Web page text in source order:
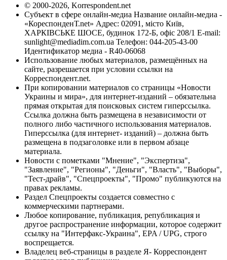
© 2000-2026, Korrespondent.net
Субъект в сфере онлайн-медиа Название онлайн-медиа -
«КореспонденТ.net» Адрес: 02091, місто Київ,
ХАРКІВСЬКЕ ШОСЕ, будинок 172-Б, офіс 208/1 E-mail:
sunlight@mediadim.com.ua Телефон: 044-205-43-00
Идентификатор медиа - R40-06068
Использование любых материалов, размещённых на
сайте, разрешается при условии ссылки на
Корреспондент.net.
При копировании материалов со страницы «Новости
Украины и мира», для интернет-изданий – обязательна
прямая открытая для поисковых систем гиперссылка.
Ссылка должна быть размещена в независимости от
полного либо частичного использования материалов.
Гиперссылка (для интернет- изданий) – должна быть
размещена в подзаголовке или в первом абзаце
материала.
Новости с пометками "Мнение", "Экспертиза",
"Заявление", "Регионы", "Деньги", "Власть", "Выборы",
"Тест-драйв", "Спецпроекты", "Промо" публикуются на
правах рекламы.
Раздел Спецпроекты создается совместно с
коммерческими партнерами.
Любое копирование, публикация, републикация и
другое распространение информации, которое содержит
ссылку на "Интерфакс-Украина", EPA / UPG, строго
воспрещается.
Владелец веб-страницы в разделе Я- Корреспондент